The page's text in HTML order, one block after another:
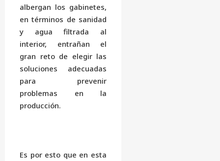
albergan los gabinetes,
en términos de sanidad
y agua filtrada al
interior, entrañan el
gran reto de elegir las
soluciones adecuadas
para prevenir
problemas en la
producción.
Es por esto que en esta